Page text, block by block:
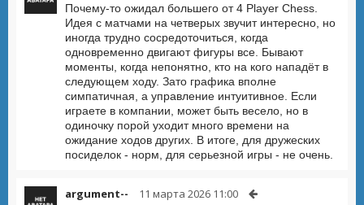
Почему-то ожидал большего от 4 Player Chess.
Идея с матчами на четверых звучит интересно, но
иногда трудно сосредоточиться, когда
одновременно двигают фигуры все. Бывают
моменты, когда непонятно, кто на кого нападёт в
следующем ходу. Зато графика вполне
симпатичная, а управление интуитивное. Если
играете в компании, может быть весело, но в
одиночку порой уходит много времени на
ожидание ходов других. В итоге, для дружеских
посиделок - норм, для серьезной игры - не очень.
argument-- 11 марта 2026 11:00